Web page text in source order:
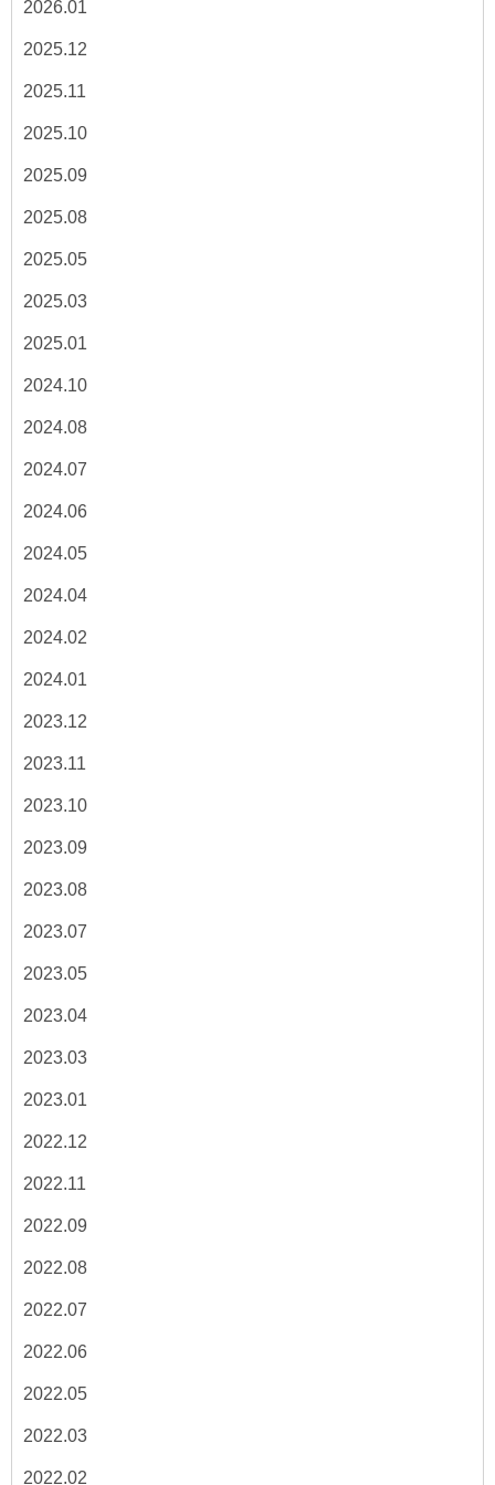
2026.01
2025.12
2025.11
2025.10
2025.09
2025.08
2025.05
2025.03
2025.01
2024.10
2024.08
2024.07
2024.06
2024.05
2024.04
2024.02
2024.01
2023.12
2023.11
2023.10
2023.09
2023.08
2023.07
2023.05
2023.04
2023.03
2023.01
2022.12
2022.11
2022.09
2022.08
2022.07
2022.06
2022.05
2022.03
2022.02